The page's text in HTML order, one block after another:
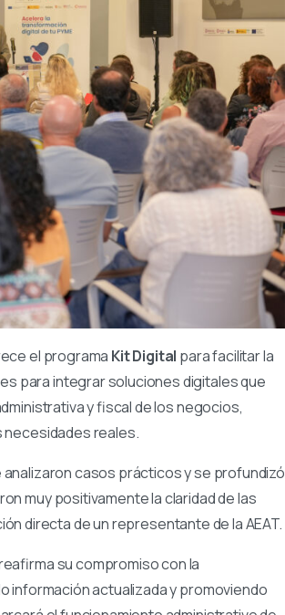
el programa Kit Digital para facilitar la
para integrar soluciones digitales que
y fiscal de los negocios,
necesidades reales.
casos prácticos y se profundizó
muy positivamente la claridad de las
directa de un representante de la AEAT.
su compromiso con la
información actualizada y promoviendo